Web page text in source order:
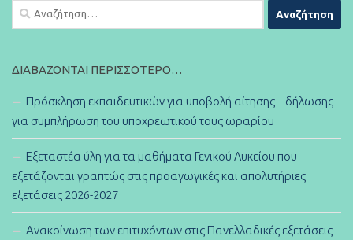
Αναζήτηση
για:
ΔΙΑΒΆΖΟΝΤΑΙ ΠΕΡΙΣΣΌΤΕΡΟ…
Πρόσκληση εκπαιδευτικών για υποβολή αίτησης – δήλωσης
για συμπλήρωση του υποχρεωτικού τους ωραρίου
Εξεταστέα ύλη για τα μαθήματα Γενικού Λυκείου που
εξετάζονται γραπτώς στις προαγωγικές και απολυτήριες
εξετάσεις 2026-2027
Ανακοίνωση των επιτυχόντων στις Πανελλαδικές εξετάσεις